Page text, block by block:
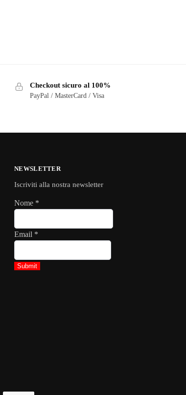
Checkout sicuro al 100%
PayPal / MasterCard / Visa
NEWSLETTER
Iscriviti alla nostra newsletter
Nome *
Email *
Submit